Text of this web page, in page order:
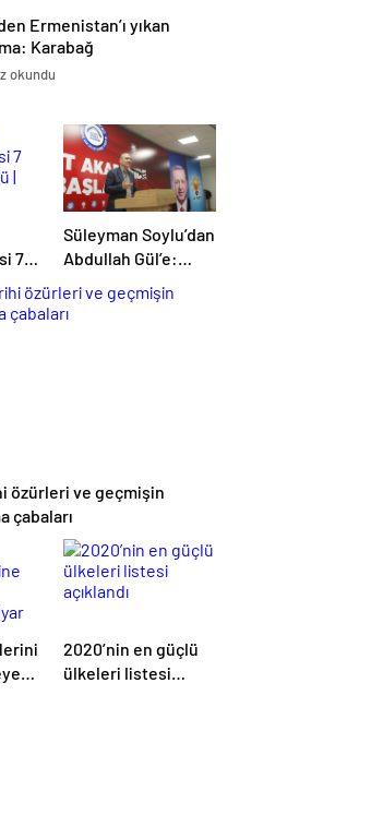
Ermenistan’ı yıkan
Karabağ
ayrılmaz bir
okundu
7
|
Süleyman Soylu’dan
Abdullah Gül’e:
Yazıklar olsun size
özürleri ve geçmişin
çabaları
2020’nin en güçlü
ülkeleri listesi